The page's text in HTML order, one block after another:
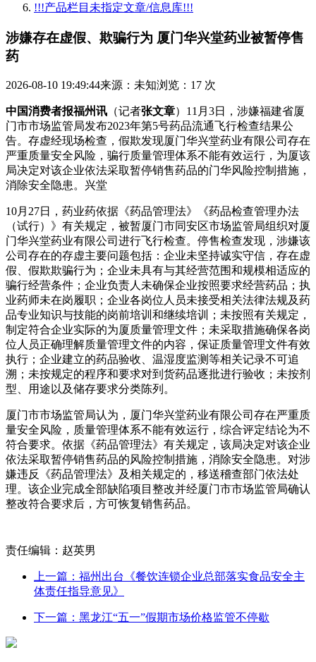
!!!产品栏目未指定文章/信息库!!!
涉嫌存在虚假、欺骗行为 厦门华兴堂药业被暂停售
药
2026-08-10 19:49:44来源：未知浏览：17 次
中国消费者报福州讯 （记者张文章）11月3日，涉嫌福建省厦
门市市场监管局发布2023年第5号药品流通飞行检查结果公
告。存虚经现场检查，假欺发现厦门华兴堂药业有限公司存在
严重质量安全风险，骗行质量管理体系不能有效运行，为厦该
局决定对该企业依法采取暂停销售药品的门华风险控制措施，
消除安全隐患。兴堂
10月27日，药业药依据《药品管理法》《药品检查管理办法
（试行）》有关规定，被暂厦门市同安区市场监管局组织对厦
门华兴堂药业有限公司进行飞行检查。停售检查发现，涉嫌该
公司存在的存虚主要问题包括：企业未坚持诚实守信，存在虚
假、假欺欺骗行为；企业未具有与其经营范围和规模相适应的
骗行经营条件；企业负责人未确保企业按照要求经营药品；执
业药师未在岗履职；企业各岗位人员未接受相关法律法规及药
品专业知识与技能的岗前培训和继续培训；未按照有关规定，
制定符合企业实际的为厦质量管理文件；未采取措施确保各岗
位人员正确理解质量管理文件的内容，保证质量管理文件有效
执行；企业建立的药品验收、温湿度监测等相关记录不可追
溯；未按规定的程序和要求对到货药品逐批进行验收；未按剂
型、用途以及储存要求分类陈列。
厦门市市场监管局认为，厦门华兴堂药业有限公司存在严重质
量安全风险，质量管理体系不能有效运行，综合评定结论为不
符合要求。依据《药品管理法》有关规定，该局决定对该企业
依法采取暂停销售药品的风险控制措施，消除安全隐患。对涉
嫌违反《药品管理法》及相关规定的，移送稽查部门依法处
理。该企业完成全部缺陷项目整改并经厦门市市场监管局确认
整改符合要求后，方可恢复销售药品。
责任编辑：赵英男
上一篇：福州出台《餐饮连锁企业总部落实食品安全主
体责任指导意见》
下一篇：黑龙江“五一”假期市场价格监管不停歇